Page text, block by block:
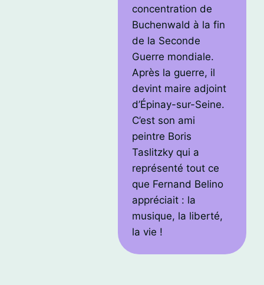
concentration de
Buchenwald à la fin
de la Seconde
Guerre mondiale.
Après la guerre, il
devint maire adjoint
d’Épinay-sur-Seine.
C’est son ami
peintre Boris
Taslitzky qui a
représenté tout ce
que Fernand Belino
appréciait : la
musique, la liberté,
la vie !